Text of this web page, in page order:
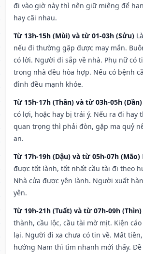
đi vào giờ này thì nên giữ miệng để
hay cãi nhau.
Từ 13h-15h (Mùi) và từ 01-03h (Sửu)
nếu đi thường gặp được may mắn.
có lời. Người đi sắp về nhà. Phụ nữ có
trong nhà đều hòa hợp. Nếu có bệnh
đình đều mạnh khỏe.
Từ 15h-17h (Thân) và từ 03h-05h (Dần)
có lợi, hoặc hay bị trái ý. Nếu ra đi hay
quan trọng thì phải đòn, gặp ma quỷ
an.
Từ 17h-19h (Dậu) và từ 05h-07h (Mão)
được tốt lành, tốt nhất cầu tài đi theo
Nhà cửa được yên lành. Người xuất
yên.
Từ 19h-21h (Tuất) và từ 07h-09h (Thìn)
thành, cầu lộc, cầu tài mờ mịt. Kiện
lại. Người đi xa chưa có tin về. Mất
hướng Nam thì tìm nhanh mới thấy.